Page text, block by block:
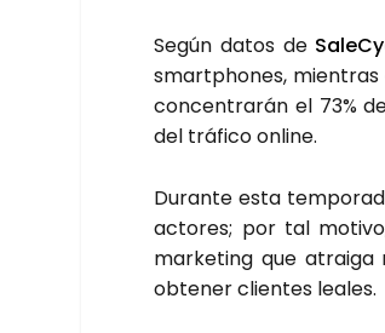
Según datos de
smartpho­nes, mien­tras
con­cen­tra­rán el 73%
del trá­fi­co onli­ne.
Duran­te esta
acto­res; por tal
mar­ke­ting que atrai­ga
obte­ner clien­tes lea­les.